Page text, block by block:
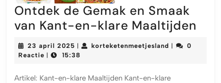
Ontdek de Gemak en Smaak
van Kant-en-klare Maaltijden
23 april 2025 23
april
| korteketenmeetjesland |
0
Reactie | 15:38
Artikel: Kant-en-klare Maaltijden Kant-en-klare